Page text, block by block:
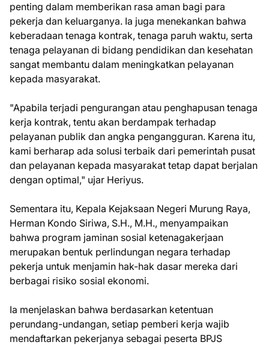
penting dalam memberikan rasa aman bagi para
pekerja dan keluarganya. Ia juga menekankan bahwa
keberadaan tenaga kontrak, tenaga paruh waktu, serta
tenaga pelayanan di bidang pendidikan dan kesehatan
sangat membantu dalam meningkatkan pelayanan
kepada masyarakat.
"Apabila terjadi pengurangan atau penghapusan tenaga
kerja kontrak, tentu akan berdampak terhadap
pelayanan publik dan angka pengangguran. Karena itu,
kami berharap ada solusi terbaik dari pemerintah pusat
dan pelayanan kepada masyarakat tetap dapat berjalan
dengan optimal," ujar Heriyus.
Sementara itu, Kepala Kejaksaan Negeri Murung Raya,
Herman Kondo Siriwa, S.H., M.H., menyampaikan
bahwa program jaminan sosial ketenagakerjaan
merupakan bentuk perlindungan negara terhadap
pekerja untuk menjamin hak-hak dasar mereka dari
berbagai risiko sosial ekonomi.
Ia menjelaskan bahwa berdasarkan ketentuan
perundang-undangan, setiap pemberi kerja wajib
mendaftarkan pekerjanya sebagai peserta BPJS